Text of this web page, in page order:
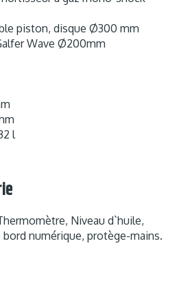
piston, disque Ø300 mm
Wave Ø200mm
l
Niveau d`huile,
bord numérique, protège-mains.